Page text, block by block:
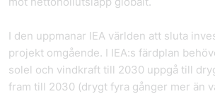
I den uppmanar IEA världen att sluta
projekt omgående. I IEA:s färdplan
solel och vindkraft till 2030 uppgå till
fram till 2030 (drygt fyra gånger mer än